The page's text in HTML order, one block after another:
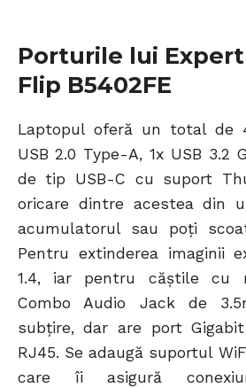
Porturile lui
Flip B5402FE
Laptopul oferă un total de
USB 2.0 Type-A, 1x USB 3.2
de tip USB-C cu suport
oricare dintre acestea din
acumulatorul sau poți
Pentru extinderea imaginii
1.4, iar pentru căștile cu
Combo Audio Jack de
subțire, dar are port
RJ45. Se adaugă suportul
care îi asigură